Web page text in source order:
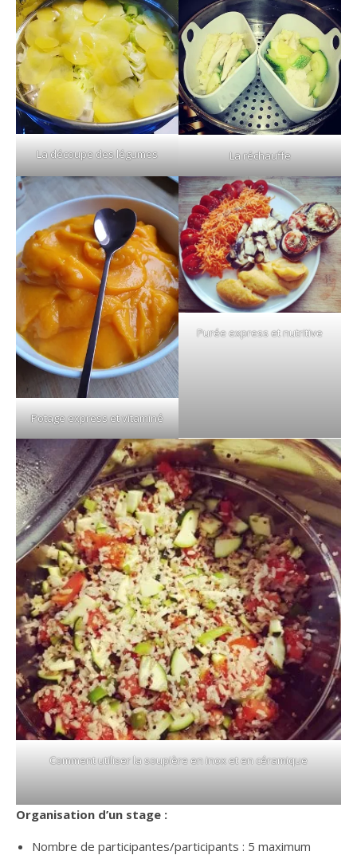
La découpe des légumes La réchauffe
Potage express et vitaminé
Purée express et nutritive
Comment utiliser la soupière en inox et en céramique
Organisation d’un stage :
Nombre de participantes/participants : 5 maximum